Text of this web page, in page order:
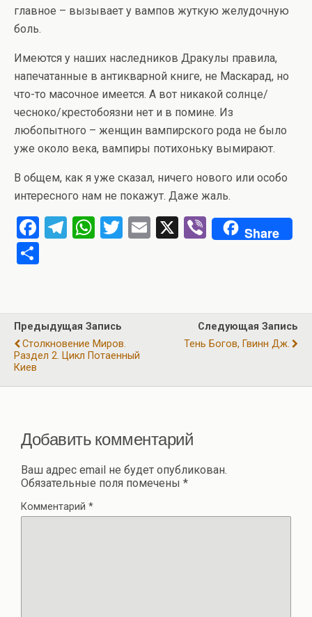
главное – вызывает у вампов жуткую желудочную
боль.
Имеются у наших наследников Дракулы правила,
напечатанные в антикварной книге, не Маскарад, но
что-то масочное имеется. А вот никакой солнце/
чесноко/крестобоязни нет и в помине. Из
любопытного – женщин вампирского рода не было
уже около века, вампиры потихоньку вымирают.
В общем, как я уже сказал, ничего нового или особо
интересного нам не покажут. Даже жаль.
F
o
o
k
T
a
m
W
A
p
p
T
E
X
Vi
Share
р
а
в
и
Предыдущая Запись
Столкновение Миров.
Раздел 2. Цикл Потаенный
Киев
Следующая Запись
Тень Богов, Гвинн Дж.
Добавить комментарий
Ваш адрес email не будет опубликован.
Обязательные поля помечены *
Комментарий *